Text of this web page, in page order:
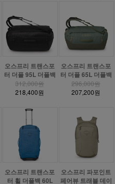
오스프리 트랜스포
터 더플 95L 더플백
312,000원
218,400원
오스프리 트랜스포
터 더플 65L 더플백
296,000원
207,200원
오스프리 트랜스포
터 휠 더플백 60L
오스프리 파포인트
페어뷰 트래블 데이